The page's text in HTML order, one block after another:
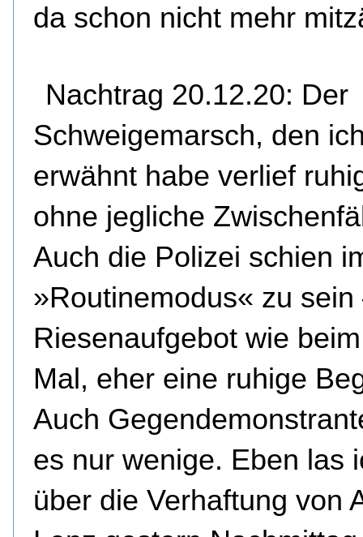
da schon nicht mehr
Nachtrag 20.12.20: Der
Schweigemarsch, den
erwähnt habe verlief
ohne jegliche
Auch die Polizei schien
»Routinemodus« zu sein
Riesenaufgebot wie
Mal, eher eine ruhige
Auch
es nur wenige. Eben las
über die Verhaftung von